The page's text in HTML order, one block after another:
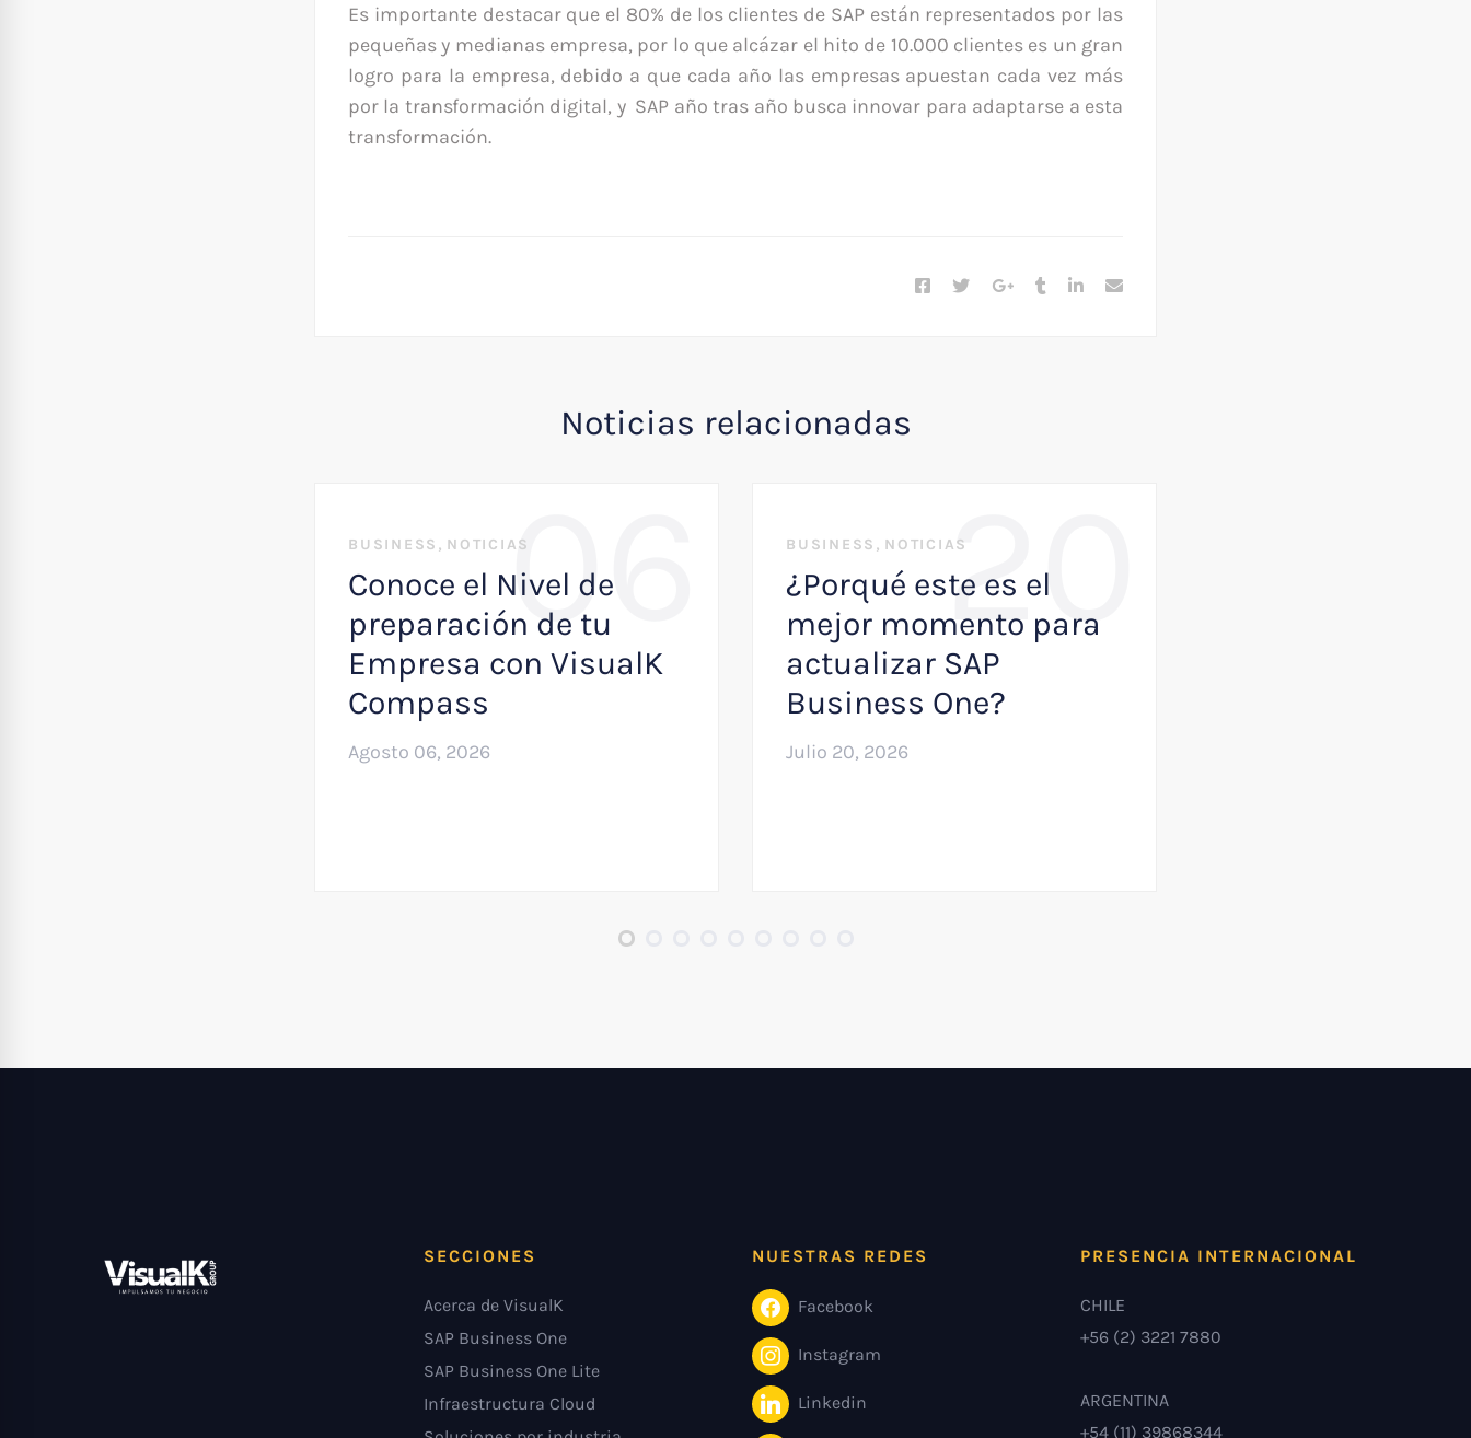
Es importante destacar que el 80% de los clientes de SAP están representados por las
pequeñas y medianas empresa, por lo que alcázar el hito de 10.000 clientes es un gran
logro para la empresa, debido a que cada año las empresas apuestan cada vez más
por la transformación digital, y SAP año tras año busca innovar para adaptarse a esta
transformación.
Noticias relacionadas
06
BUSINESS , NOTICIAS
Conoce el Nivel de
preparación de tu
Empresa con VisualK
Compass
Agosto 06, 2026
20
BUSINESS , NOTICIAS
¿Porqué este es el
mejor momento para
actualizar SAP
Business One?
Julio 20, 2026
SECCIONES
Acerca de VisualK
SAP Business One
SAP Business One Lite
Infraestructura Cloud
NUESTRAS REDES
Facebook
Instagram
Linkedin
PRESENCIA INTERNACIONAL
CHILE
+56 (2) 3221 7880
ARGENTINA
+54 (11) 39868344